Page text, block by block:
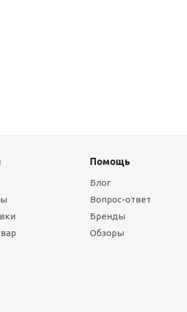
Помощь
Блог
Вопрос-ответ
Бренды
Обзоры